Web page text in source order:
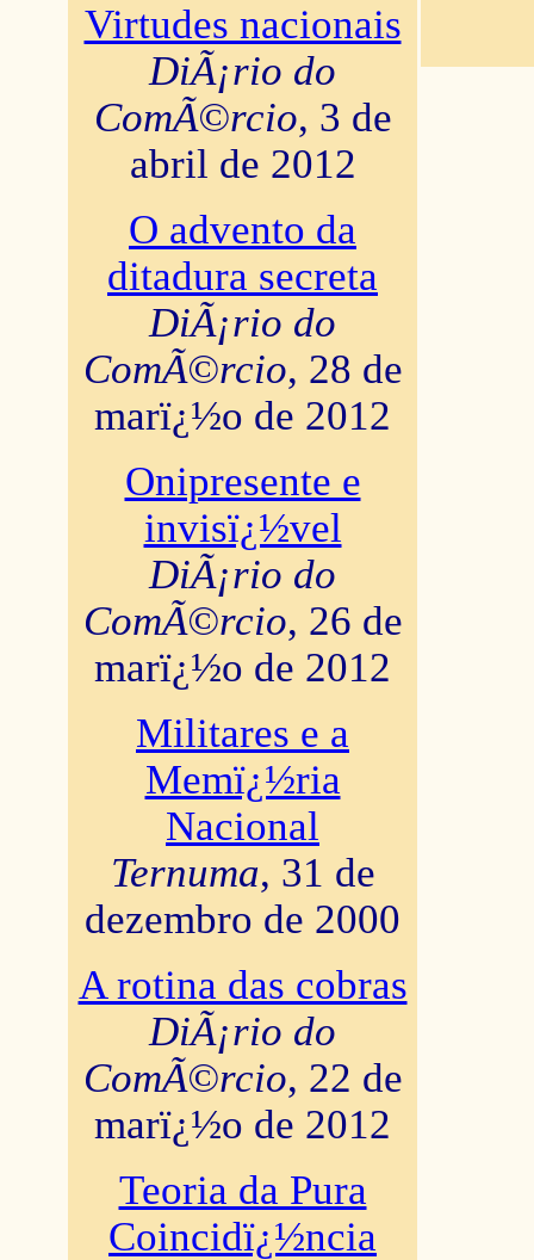
Virtudes nacionais
DiÃ¡rio do
ComÃ©rcio, 3 de
abril de 2012
O advento da
ditadura secreta
DiÃ¡rio do
ComÃ©rcio, 28 de
marï¿½o de 2012
Onipresente e
invisï¿½vel
DiÃ¡rio do
ComÃ©rcio, 26 de
marï¿½o de 2012
Militares e a
Memï¿½ria
Nacional
Ternuma, 31 de
dezembro de 2000
A rotina das cobras
DiÃ¡rio do
ComÃ©rcio, 22 de
marï¿½o de 2012
Teoria da Pura
Coincidï¿½ncia